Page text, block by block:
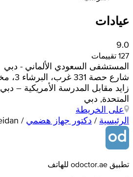
عيادات
9.0
127 تقييمات
المستشفى السعودي الألماني - دبي
زايد مقابل المدرسة الأمريكية –
المتحدة, دبي
على الخريطة
الرئيسية / دكتور جهاز هضمي /
تطبيق odoctor.ae للهاتف